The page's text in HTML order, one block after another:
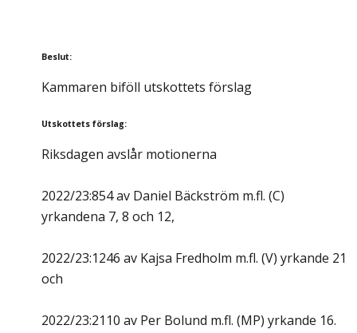
Beslut:
Kammaren biföll utskottets förslag
Utskottets förslag:
Riksdagen avslår motionerna
2022/23:854 av Daniel Bäckström m.fl. (C)
yrkandena 7, 8 och 12,
2022/23:1246 av Kajsa Fredholm m.fl. (V) yrkande 21
och
2022/23:2110 av Per Bolund m.fl. (MP) yrkande 16.